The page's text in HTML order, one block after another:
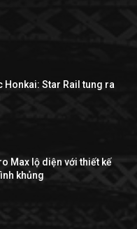
Honkai: Star Rail tung ra
Max lộ diện với thiết kế
khủng